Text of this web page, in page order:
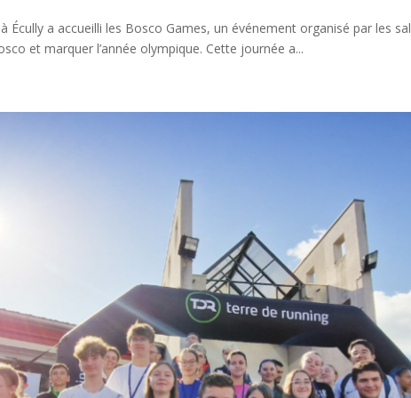
a accueilli les Bosco Games, un événement organisé par les
et marquer l’année olympique. Cette journée a...